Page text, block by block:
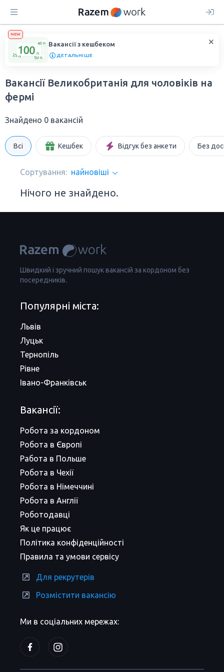
NEW
Вакансії з кешбеком
ДЕТАЛЬНІШЕ
Вакансії Великобританія для чоловіків на
фермі
Знайдено 0 вакансій
Всі Кешбек Відгук без анкети Без
Сортування: найновіші
Нічого не знайдено.
Швидкий і зручний пошук вакансій за кордоном без
посередників.
Ми в соціальних мережах:
Популярні міста:
Львів
Луцьк
Тернопіль
Рівне
Івано-Франківськ
Вакансії:
Робота за кордоном
Робота в Європі
Работа в Польше
Робота в Чехії
Робота в Німеччині
Робота в Англії
Роботодавці
Як це працює
Політика конфіденційності
Правила та умови сервісу
Для рекрутерів
Розмістити вакансію